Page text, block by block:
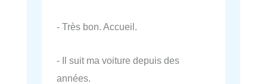
- Très bon. Accueil.
- Il suit ma voiture depuis des
années.